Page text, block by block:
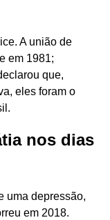
A união de
em 1981;
que,
eles foram o
nos dias
uma depressão,
em 2018.